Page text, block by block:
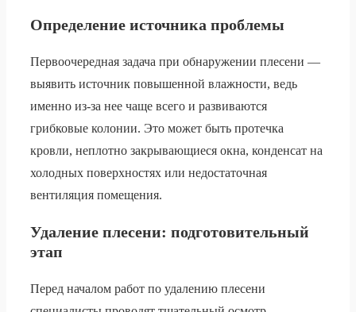
Определение источника проблемы
Первоочередная задача при обнаружении плесени —
выявить источник повышенной влажности, ведь
именно из-за нее чаще всего и развиваются
грибковые колонии. Это может быть протечка
кровли, неплотно закрывающиеся окна, конденсат на
холодных поверхностях или недостаточная
вентиляция помещения.
Удаление плесени: подготовительный
этап
Перед началом работ по удалению плесени